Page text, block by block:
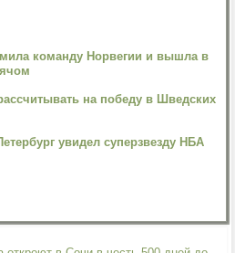
команду Норвегии и вышла в
на победу в Шведских
увидел суперзвезду НБА